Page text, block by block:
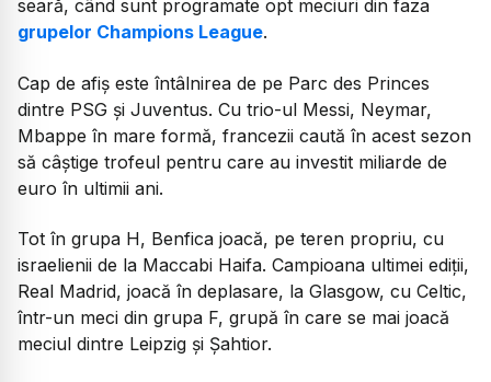
seară, când sunt programate opt meciuri din faza
grupelor Champions League.
Cap de afiș este întâlnirea de pe Parc des Princes
dintre PSG și Juventus. Cu trio-ul Messi, Neymar,
Mbappe în mare formă, francezii caută în acest sezon
să câștige trofeul pentru care au investit miliarde de
euro în ultimii ani.
Tot în grupa H, Benfica joacă, pe teren propriu, cu
israelienii de la Maccabi Haifa. Campioana ultimei ediții,
Real Madrid, joacă în deplasare, la Glasgow, cu Celtic,
într-un meci din grupa F, grupă în care se mai joacă
meciul dintre Leipzig și Șahtior.